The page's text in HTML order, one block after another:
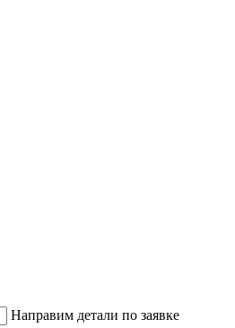
Направим детали по заявке